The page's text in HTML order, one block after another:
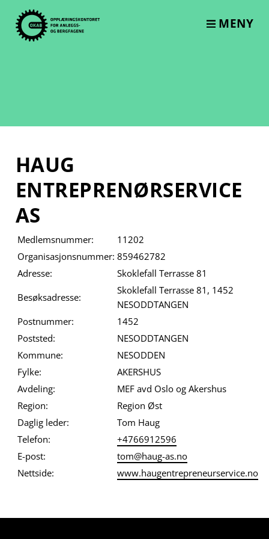
content
MENY
HAUG
ENTREPRENØRSERVICE
AS
Medlemsnummer:
11202
Organisasjonsnummer: 859462782
Adresse:
Skoklefall Terrasse 81
Besøksadresse:
Skoklefall Terrasse 81, 1452
NESODDTANGEN
Postnummer:
1452
Poststed:
NESODDTANGEN
Kommune:
NESODDEN
Fylke:
AKERSHUS
Avdeling:
MEF avd Oslo og Akershus
Region:
Region Øst
Daglig leder:
Tom Haug
Telefon:
+4766912596
E-post:
tom@haug-as.no
Nettside:
www.haugentrepreneurservice.no